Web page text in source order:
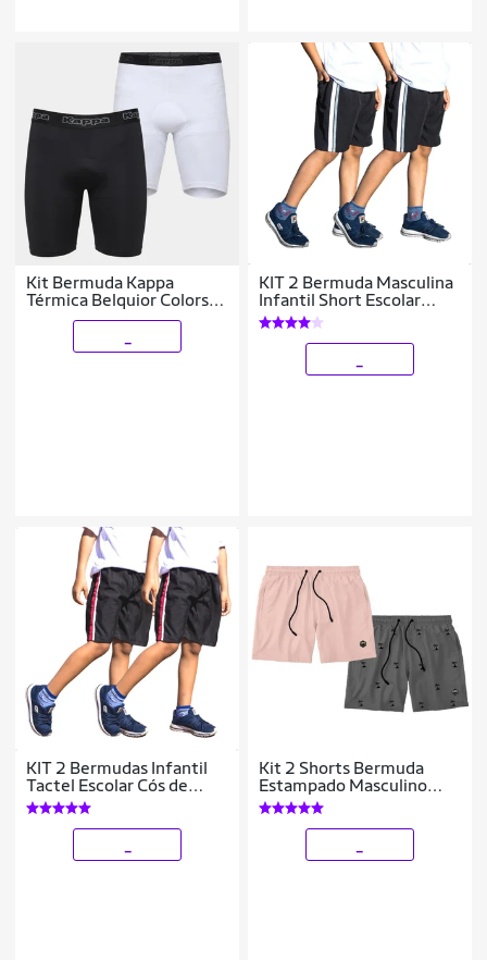
Kit Bermuda Kappa
Térmica Belquior Colors
UV C/2 Masculina
KIT 2 Bermuda Masculina
Infantil Short Escolar
Tactel com Elastano
KIT 2 Bermudas Infantil
Tactel Escolar Cós de
Elástico 214 - 10
Kit 2 Shorts Bermuda
Estampado Masculino
Mauricinho Tactel -
Rosa+Cinza